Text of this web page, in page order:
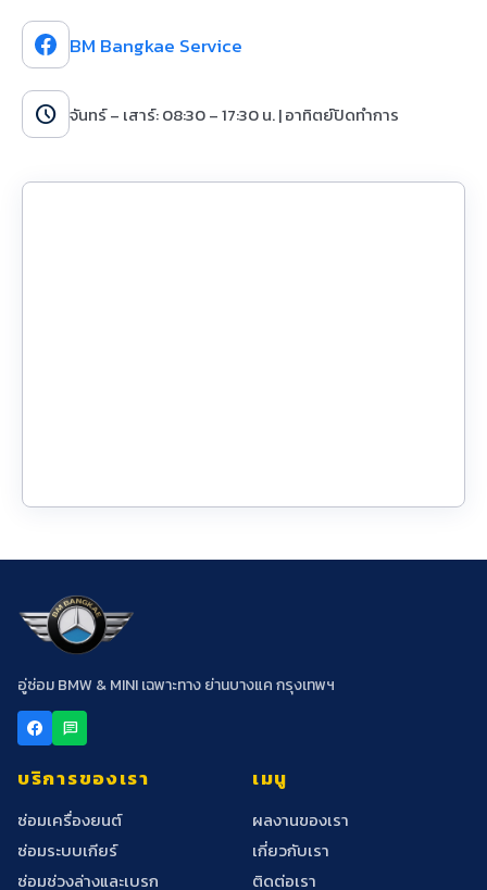
BM Bangkae Service
schedule จันทร์ – เสาร์: 08:30 – 17:30 น. | อาทิตย์ปิดทำการ
อู่ซ่อม BMW & MINI เฉพาะทาง ย่านบางแค กรุงเทพฯ
chat
บริการของเรา
ซ่อมเครื่องยนต์
ซ่อมระบบเกียร์
ซ่อมช่วงล่างและเบรก
เมนู
ผลงานของเรา
เกี่ยวกับเรา
ติดต่อเรา